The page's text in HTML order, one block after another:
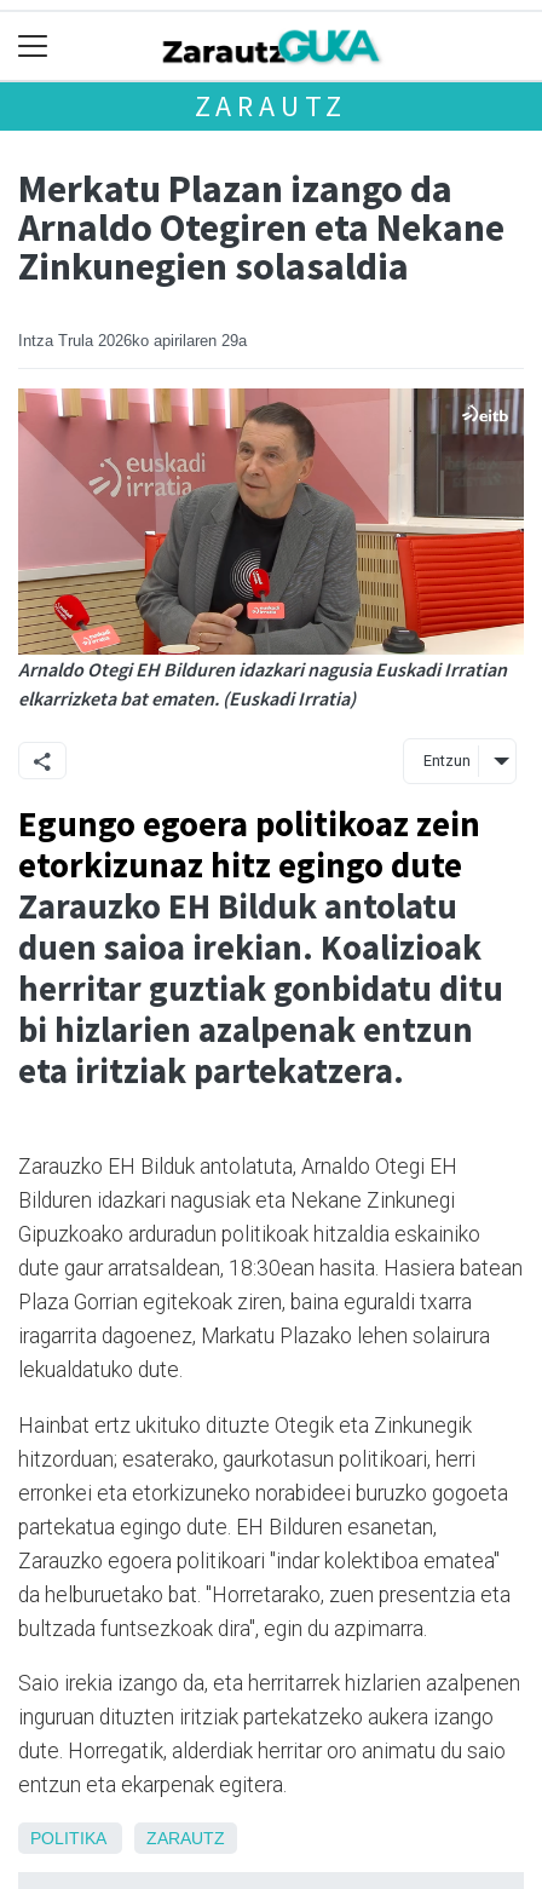
ZARAUTZ
Merkatu Plazan izango da
Arnaldo Otegiren eta Nekane
Zinkunegien solasaldia
Intza Trula 2026ko apirilaren 29a
Arnaldo Otegi EH Bilduren idazkari nagusia Euskadi Irratian
elkarrizketa bat ematen. (Euskadi Irratia)
Entzun
Egungo egoera politikoaz zein
etorkizunaz hitz egingo dute
Zarauzko EH Bilduk antolatu
duen saioa irekian. Koalizioak
herritar guztiak gonbidatu ditu
bi hizlarien azalpenak entzun
eta iritziak partekatzera.
Zarauzko EH Bilduk antolatuta, Arnaldo Otegi EH
Bilduren idazkari nagusiak eta Nekane Zinkunegi
Gipuzkoako arduradun politikoak hitzaldia eskainiko
dute gaur arratsaldean, 18:30ean hasita. Hasiera batean
Plaza Gorrian egitekoak ziren, baina eguraldi txarra
iragarrita dagoenez, Markatu Plazako lehen solairura
lekualdatuko dute.
Hainbat ertz ukituko dituzte Otegik eta Zinkunegik
hitzorduan; esaterako, gaurkotasun politikoari, herri
erronkei eta etorkizuneko norabideei buruzko gogoeta
partekatua egingo dute. EH Bilduren esanetan,
Zarauzko egoera politikoari "indar kolektiboa ematea"
da helburuetako bat. "Horretarako, zuen presentzia eta
bultzada funtsezkoak dira", egin du azpimarra.
Saio irekia izango da, eta herritarrek hizlarien azalpenen
inguruan dituzten iritziak partekatzeko aukera izango
dute. Horregatik, alderdiak herritar oro animatu du saio
entzun eta ekarpenak egitera.
POLITIKA ZARAUTZ